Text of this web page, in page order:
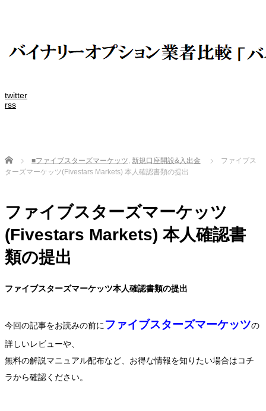
twitter
rss
Home ■ファイブスターズマーケッツ, 新規口座開設&入出金
ファイブス
ターズマーケッツ(Fivestars Markets) 本人確認書類の提出
ファイブスターズマーケッツ
(Fivestars Markets) 本人確認書
類の提出
ファイブスターズマーケッツ本人確認書類の提出
今回の記事をお読みの前に ファイブスターズマーケッツの
詳しいレビューや、
無料の解説マニュアル配布など、お得な情報を知りたい場合はコチ
ラから確認ください。